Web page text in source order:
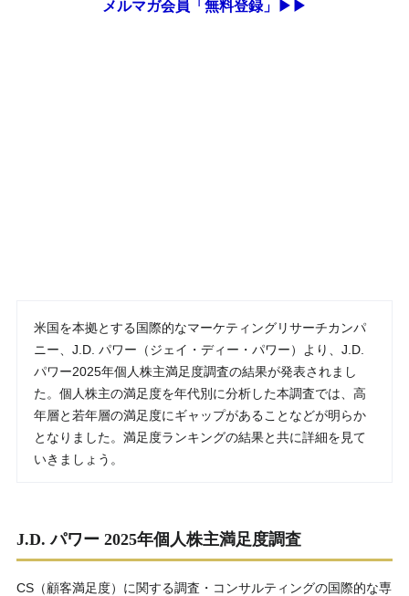
メルマガ会員「無料登録」▶▶
米国を本拠とする国際的なマーケティングリサーチカンパ
ニー、J.D. パワー（ジェイ・ディー・パワー）より、J.D.
パワー2025年個人株主満足度調査の結果が発表されまし
た。個人株主の満足度を年代別に分析した本調査では、高
年層と若年層の満足度にギャップがあることなどが明らか
となりました。満足度ランキングの結果と共に詳細を見て
いきましょう。
J.D. パワー 2025年個人株主満足度調査
CS（顧客満足度）に関する調査・コンサルティングの国際的な専